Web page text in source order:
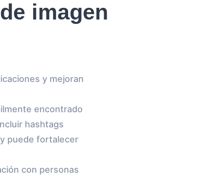
imagen
y mejoran
encontrado
hashtags
puede fortalecer
con personas